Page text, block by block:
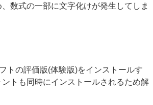
数式の一部に文字化けが発生してしま
トの評価版(体験版)をインストールす
トも同時にインストールされるため解